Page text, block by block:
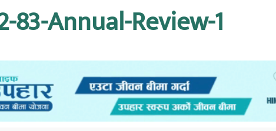
Annual-Review-1